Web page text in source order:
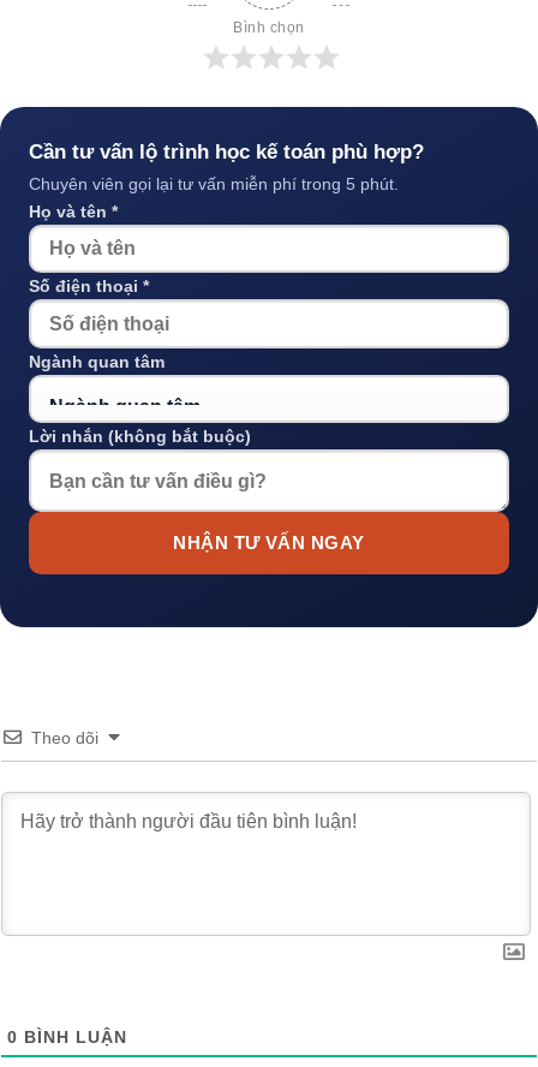
Bình chọn
Cần tư vấn lộ trình học kế toán phù hợp?
Chuyên viên gọi lại tư vấn miễn phí trong 5 phút.
Họ và tên *
Số điện thoại *
Ngành quan tâm
Lời nhắn (không bắt buộc)
NHẬN TƯ VẤN NGAY
Theo dõi
0 BÌNH LUẬN